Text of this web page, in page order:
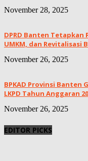
November 28, 2025
DPRD Banten Tetapkan
UMKM, dan Revitalisasi
November 26, 2025
BPKAD Provinsi Banten
LKPD Tahun Anggaran
November 26, 2025
EDITOR PICKS